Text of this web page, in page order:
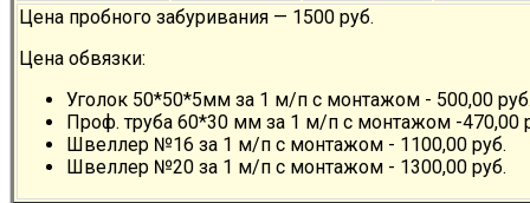
Цена пробного забуривания — 1500 руб.
Цена обвязки:
Уголок 50*50*5мм за 1 м/п с монтажом - 500,00
Проф. труба 60*30 мм за 1 м/п с монтажом -470,00
Швеллер №16 за 1 м/п с монтажом - 1100,00 руб.
Швеллер №20 за 1 м/п с монтажом - 1300,00 руб.